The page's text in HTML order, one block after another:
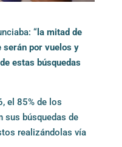
“la mitad de
serán por vuelos y
estas búsquedas
el 85% de los
sus búsquedas de
realizándolas vía